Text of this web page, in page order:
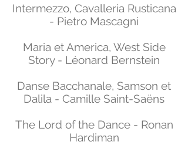
Intermezzo, Cavalleria Rusticana
- Pietro Mascagni
Maria et America, West Side
Story - Léonard Bernstein
Danse Bacchanale, Samson et
Dalila - Camille Saint-Saëns
The Lord of the Dance - Ronan
Hardiman